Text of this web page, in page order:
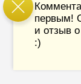
первым!
и отзыв
:)